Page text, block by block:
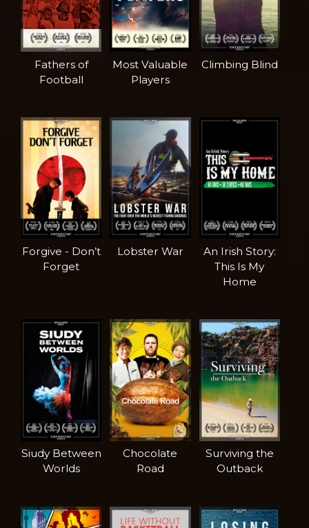
Fathers of
Football
Most Valuable
Players
Climbing Blind
Forgive - Don’t
Forget
Lobster War
An Irish Story:
This Is My
Home
Siudy Between
Worlds
Chocolate
Road
Surviving the
Outback